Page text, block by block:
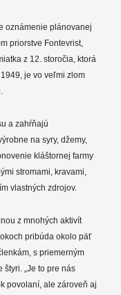
oznámenie plánovanej
priorstve Fontevrist,
z 12. storočia, ktorá
je vo veľmi zlom
a zahŕňajú
na syry, džemy,
kláštornej farmy
stromami, kravami,
vlastných zdrojov.
z mnohých aktivít
pribúda okolo päť
s priemerným
„Je to pre nás
povolaní, ale zároveň aj